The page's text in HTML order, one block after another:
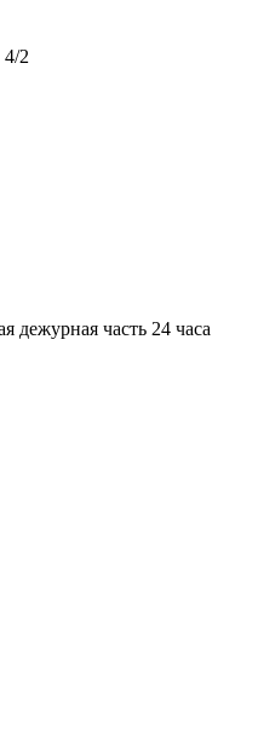
4/2
дежурная часть 24 часа